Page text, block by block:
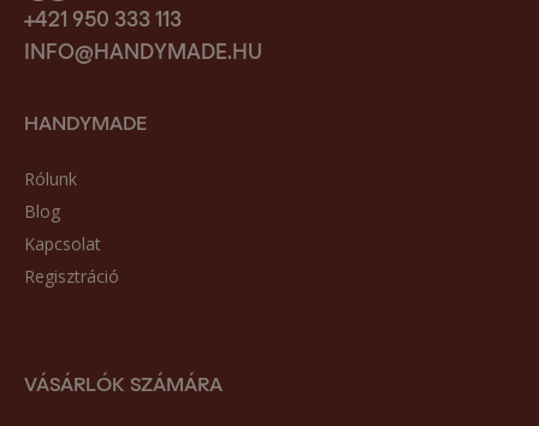
+421 950 333 113
INFO@HANDYMADE.HU
HANDYMADE
Rólunk
Blog
Kapcsolat
Regisztráció
VÁSÁRLÓK SZÁMÁRA